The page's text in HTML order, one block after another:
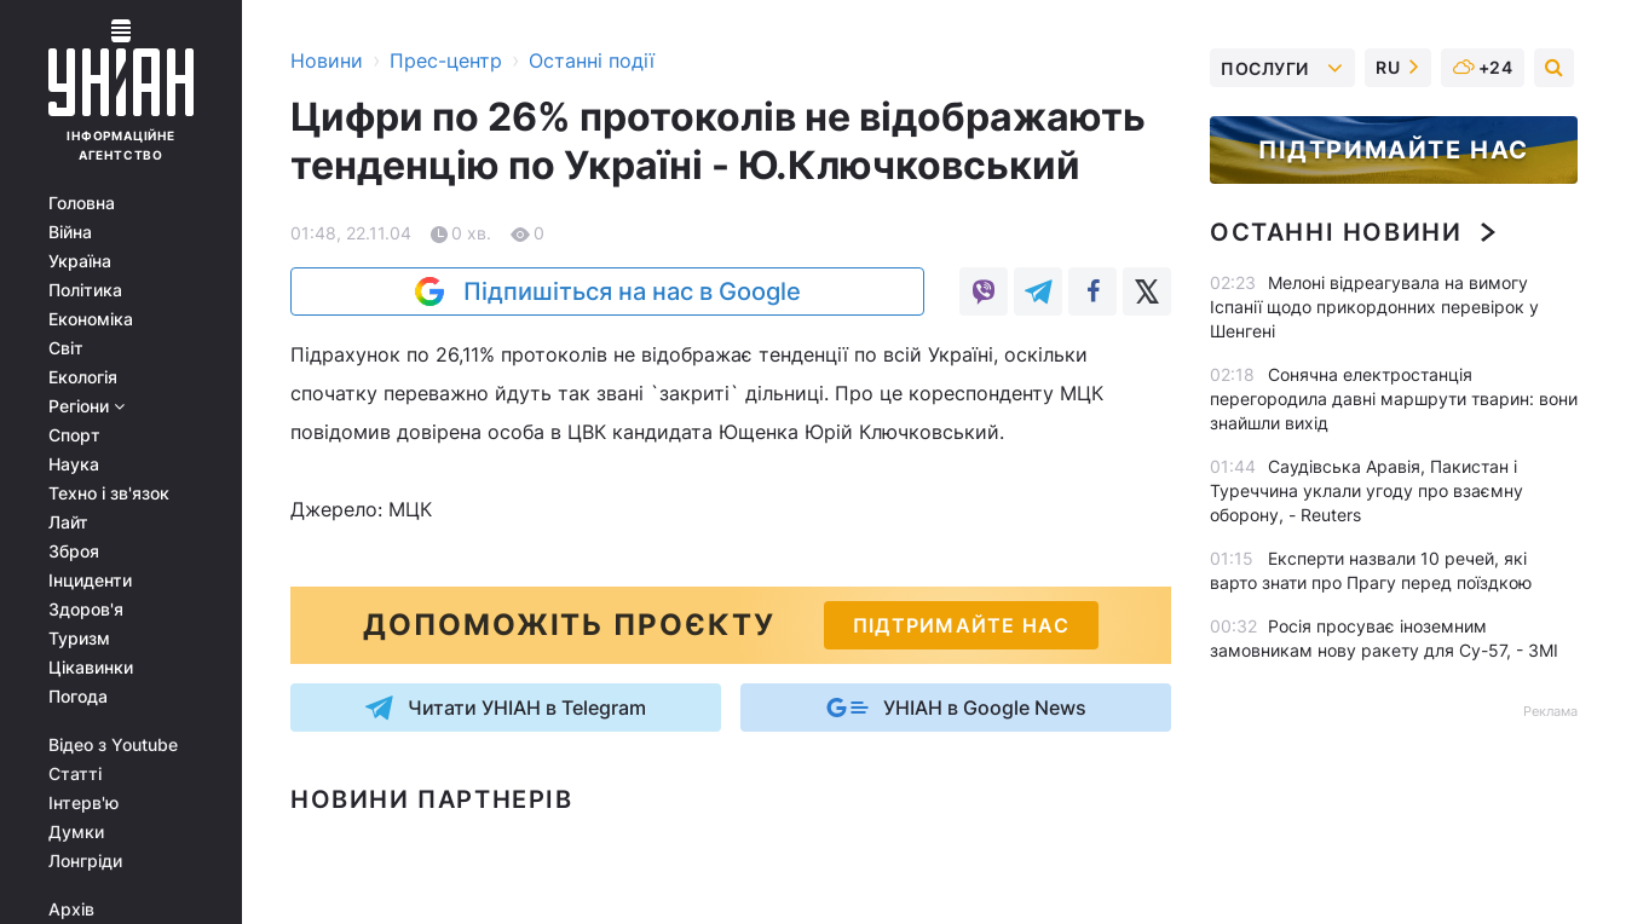
ІНФОРМАЦІЙНЕ
АГЕНТСТВО
Головна
Війна
Україна
Політика
Економіка
Світ
Екологія
Регіони
Спорт
Наука
Техно і зв'язок
Лайт
Зброя
Інциденти
Здоров'я
Туризм
Цікавинки
Погода
Відео з Youtube
Статті
Інтерв'ю
Думки
Лонгріди
Архів
Новини › Прес-центр › Останні події
Цифри по 26% протоколів не відображають
тенденцію по Україні - Ю.Ключковський
01:48, 22.11.04 0 хв. 0
Підпишіться на нас в Google
Підрахунок по 26,11% протоколів не відображає тенденції по всій Україні, оскільки
спочатку переважно йдуть так звані `закриті` дільниці. Про це кореспонденту МЦК
повідомив довірена особа в ЦВК кандидата Ющенка Юрій Ключковський.
Джерело: МЦК
ДОПОМОЖІТЬ ПРОЄКТУ ПІДТРИМАЙТЕ НАС
Читати УНІАН в Telegram УНІАН в Google News
НОВИНИ ПАРТНЕРІВ
ПОСЛУГИ RU +24
ПІДТРИМАЙТЕ НАС
ОСТАННІ НОВИНИ
02:23
Мелоні відреагувала на вимогу
Іспанії щодо прикордонних перевірок у
Шенгені
02:18
Сонячна електростанція
перегородила давні маршрути тварин: вони
знайшли вихід
01:44
Саудівська Аравія, Пакистан і
Туреччина уклали угоду про взаємну
оборону, - Reuters
01:15
Експерти назвали 10 речей, які
варто знати про Прагу перед поїздкою
00:32
Росія просуває іноземним
замовникам нову ракету для Су-57, - ЗМІ
Реклама